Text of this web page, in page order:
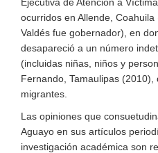
ocurridos en Allende,
Valdés fue gobernador), en
desapareció a un número
(incluidas niñas, niños y
Fernando, Tamaulipas
migrantes.
Las opiniones que
Aguayo en sus artículos
investigación académica son